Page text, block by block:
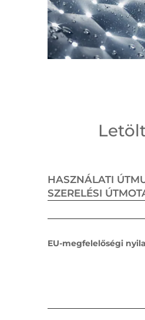
HASZNÁLATI
SZERELÉSI
EU-megfelelőségi